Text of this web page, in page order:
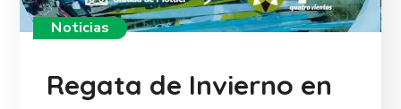
Noticias
Regata de Invierno en